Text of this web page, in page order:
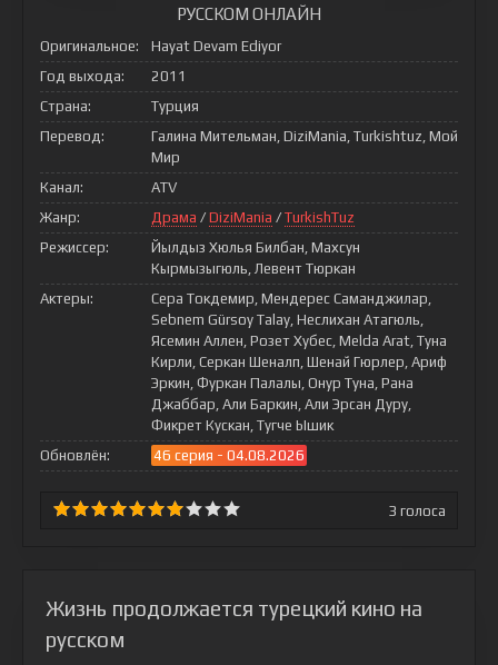
РУССКОМ ОНЛАЙН
Оригинальное:
Hayat Devam Ediyor
Год выхода:
2011
Страна:
Турция
Перевод:
Галина Мительман, DiziMania, Turkishtuz, Мой
Мир
Канал:
ATV
Жанр:
Драма / DiziMania / TurkishTuz
Режиссер:
Йылдыз Хюлья Билбан, Махсун
Кырмызыгюль, Левент Тюркан
Актеры:
Сера Токдемир, Мендерес Саманджилар,
Sebnem Gürsoy Talay, Неслихан Атагюль,
Ясемин Аллен, Розет Хубес, Melda Arat, Туна
Кирли, Серкан Шеналп, Шенай Гюрлер, Ариф
Эркин, Фуркан Палалы, Онур Туна, Рана
Джаббар, Али Баркин, Али Эрсан Дуру,
Фикрет Кускан, Тугче Ышик
Обновлён:
46 серия - 04.08.2026
3 голоса
Жизнь продолжается турецкий кино на
русском